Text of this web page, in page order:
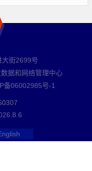
街2699号
据和网络管理中心
备06002985号-1
8 6